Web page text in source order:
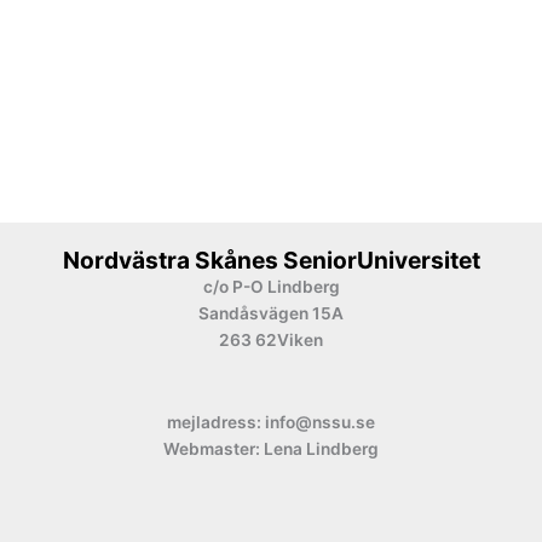
Nordvästra Skånes SeniorUniversitet
c/o P-O Lindberg
Sandåsvägen 15A
263 62Viken
mejladress: info@nssu.se
Webmaster: Lena Lindberg